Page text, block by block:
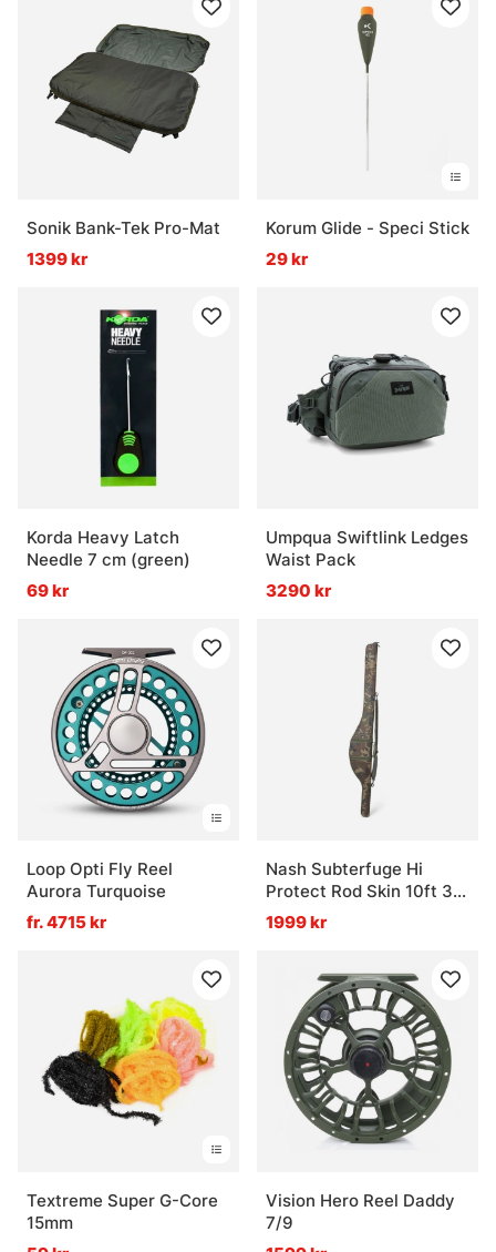
Sonik Bank-Tek Pro-Mat
1399 kr
Korum Glide - Speci Stick
29 kr
Korda Heavy Latch
Needle 7 cm (green)
69 kr
Umpqua Swiftlink Ledges
Waist Pack
3290 kr
Loop Opti Fly Reel
Aurora Turquoise
fr. 4715 kr
Nash Subterfuge Hi
Protect Rod Skin 10ft 3-
rods
1999 kr
Textreme Super G-Core
15mm
Vision Hero Reel Daddy
7/9